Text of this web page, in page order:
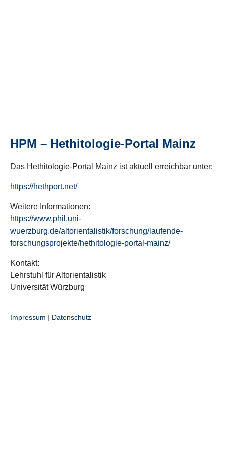
HPM – Hethitologie-Portal Mainz
Das Hethitologie-Portal Mainz ist aktuell erreichbar unter:
https://hethport.net/
Weitere Informationen:
https://www.phil.uni-
wuerzburg.de/altorientalistik/forschung/laufende-
forschungsprojekte/hethitologie-portal-mainz/
Kontakt:
Lehrstuhl für Altorientalistik
Universität Würzburg
Impressum | Datenschutz